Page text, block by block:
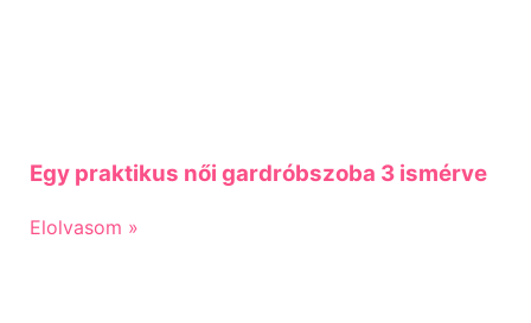
Egy praktikus női gardróbszoba 3 ismérve
Elolvasom »